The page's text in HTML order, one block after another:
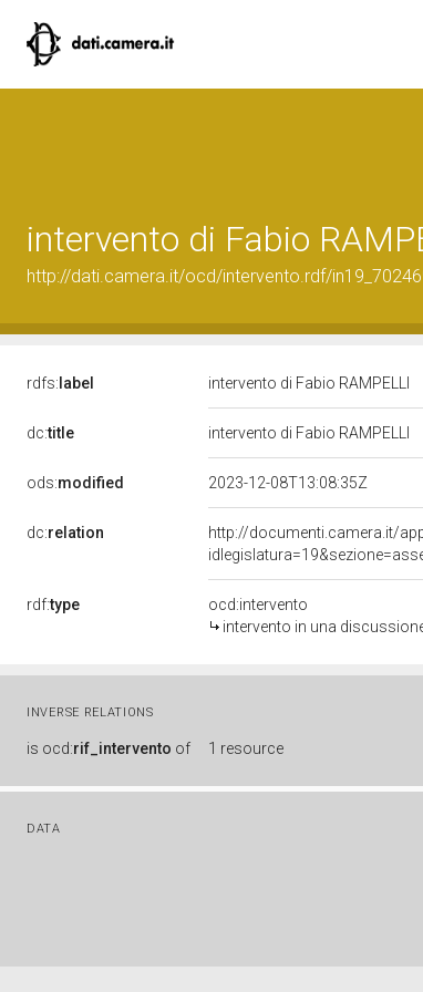
intervento di Fabio
http://dati.camera.it/ocd/intervento.rdf/
rdfs: label intervento di Fabio RAMPELLI
dc:title intervento di Fabio RAMPELLI
ods:modified 2023-12-08T13:08:35Z
dc:relation
http://documenti.camera.it/
rdf:type
ocd:intervento
intervento in una
INVERSE RELATIONS
is ocd:rif_intervento of 1 resource
DATA